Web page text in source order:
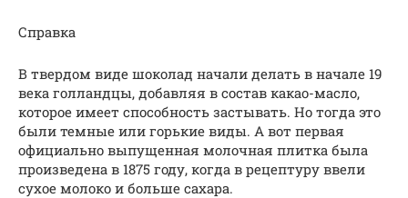
Справка
В твердом виде шоколад начали делать в начале 19
века голландцы, добавляя в состав какао-масло,
которое имеет способность застывать. Но тогда это
были темные или горькие виды. А вот первая
официально выпущенная молочная плитка была
произведена в 1875 году, когда в рецептуру ввели
сухое молоко и больше сахара.